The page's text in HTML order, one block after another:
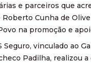
e parceiros que
Cunha de
na promoção e
vinculado ao
Padilha, realizou